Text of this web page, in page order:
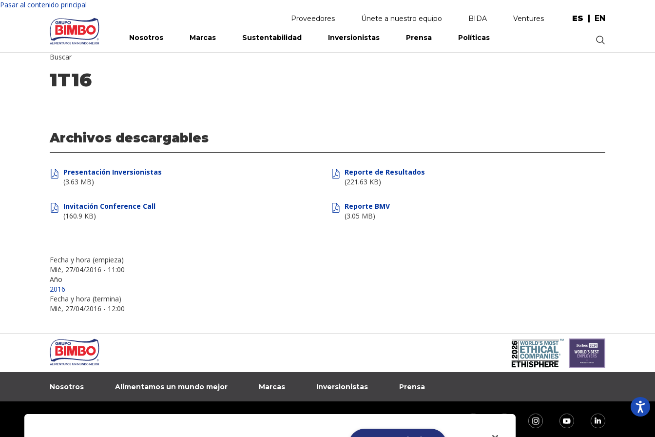
Pasar al contenido principal
Proveedores Únete a nuestro equipo BIDA Ventures ES EN
Nosotros Marcas Sustentabilidad Inversionistas Prensa Políticas
Buscar
.
1T16
Archivos descargables
Presentación Inversionistas
(3.63 MB)
Invitación Conference Call
(160.9 KB)
Reporte de Resultados
(221.63 KB)
Reporte BMV
(3.05 MB)
Fecha y hora (empieza)
Mié, 27/04/2016 - 11:00
Año
2016
Fecha y hora (termina)
Mié, 27/04/2016 - 12:00
Nosotros Alimentamos un mundo mejor Marcas Inversionistas Prensa